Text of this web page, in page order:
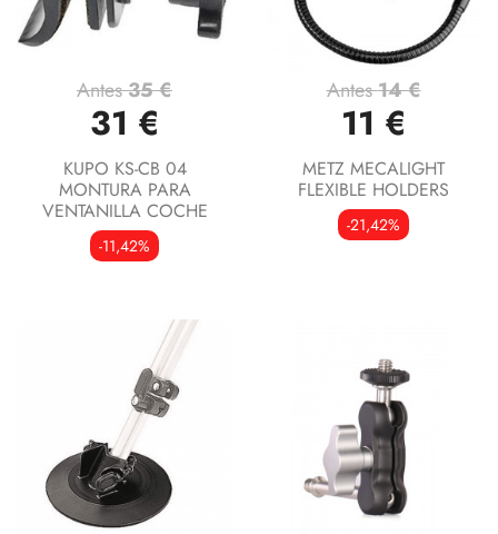
Antes35 €
31 €
KUPO KS-CB 04
MONTURA PARA
VENTANILLA COCHE
-11,42%
Antes14 €
11 €
METZ MECALIGHT
FLEXIBLE HOLDERS
-21,42%